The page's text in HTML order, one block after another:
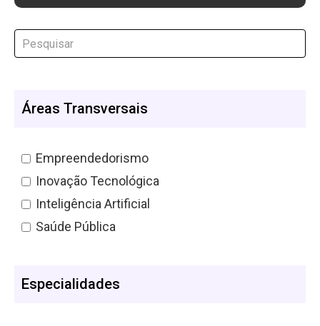
Áreas Transversais
Empreendedorismo
Inovação Tecnológica
Inteligência Artificial
Saúde Pública
Especialidades